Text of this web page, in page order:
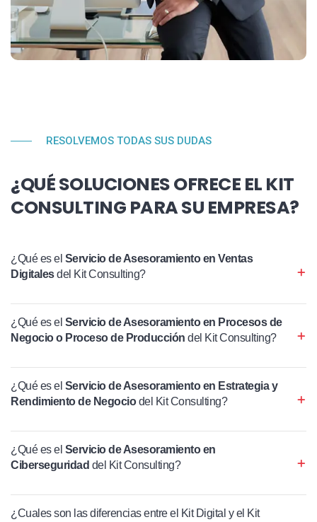
RESOLVEMOS TODAS SUS DUDAS
¿QUÉ SOLUCIONES OFRECE EL KIT
CONSULTING PARA SU EMPRESA?
¿Qué es el Servicio de Asesoramiento en Ventas
Digitalesdel Kit Consulting?
¿Qué es el Servicio de Asesoramiento en Procesos de
Negocio o Proceso de Producción del Kit Consulting?
¿Qué es el Servicio de Asesoramiento en Estrategia y
Rendimiento de Negociodel Kit Consulting?
¿Qué es el Servicio de Asesoramiento en
Ciberseguridad del Kit Consulting?
¿Cuales son las diferencias entre el Kit Digital y el Kit